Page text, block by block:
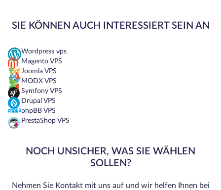
SIE KÖNNEN AUCH INTERESSIERT SEIN AN
Wordpress vps
Magento VPS
Joomla VPS
MODX VPS
Symfony VPS
Drupal VPS
phpBB VPS
PrestaShop VPS
NOCH UNSICHER, WAS SIE WÄHLEN
SOLLEN?
Nehmen Sie Kontakt mit uns auf und wir helfen Ihnen bei